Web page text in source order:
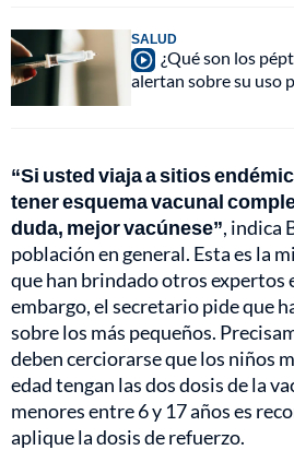
SALUD
¿Qué son los
alertan sobre su uso
“Si usted viaja a sitios
tener esquema vacunal
duda, mejor vacúnese”, indica
población en general. Esta es la
que han brindado otros expertos
embargo, el secretario pide que
sobre los más pequeños.
deben cerciorarse que los niños
edad tengan las dos dosis de la
menores entre 6 y 17 años es
aplique la dosis de refuerzo.